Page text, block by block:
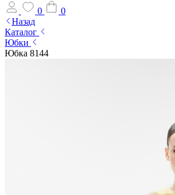
0
0
Назад
Каталог
Юбки
Юбка 8144